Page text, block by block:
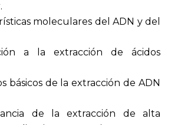
moleculares del ADN y del
a la extracción de ácidos
básicos de la extracción de ADN
de la extracción de alta